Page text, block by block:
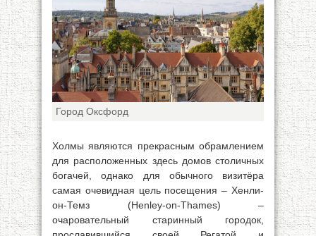
Город Оксфорд
Холмы являются прекрасным обрамлением
для расположенных здесь домов столичных
богачей, однако для обычного визитёра
самая очевидная цель посещения – Хенли-
он-Темз (Henley-on-Thames) –
очаровательный старинный городок,